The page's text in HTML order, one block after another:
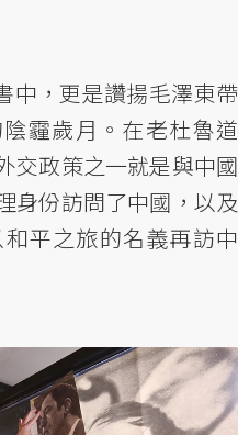
中，更是讚揚毛澤東帶
霾歲月。在老杜魯道
交政策之一就是與中國
身份訪問了中國，以及
平之旅的名義再訪中